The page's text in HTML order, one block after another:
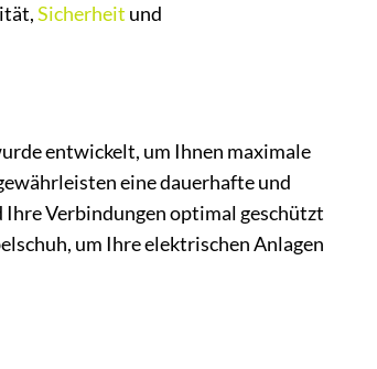
Sicherheit und
entwickelt, um Ihnen maximale
eine dauerhafte und
Verbindungen optimal geschützt
um Ihre elektrischen Anlagen